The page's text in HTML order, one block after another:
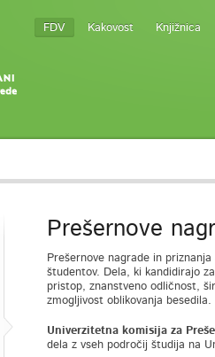
FDV Kakovost Knjižnica
Prešernove
Prešernove nagrade in
študentov. Dela, ki kandidirajo
pristop, znanstveno odličnost,
zmogljivost oblikovanja besedila.
Univerzitetna komisija za
dela z vseh področij študija na